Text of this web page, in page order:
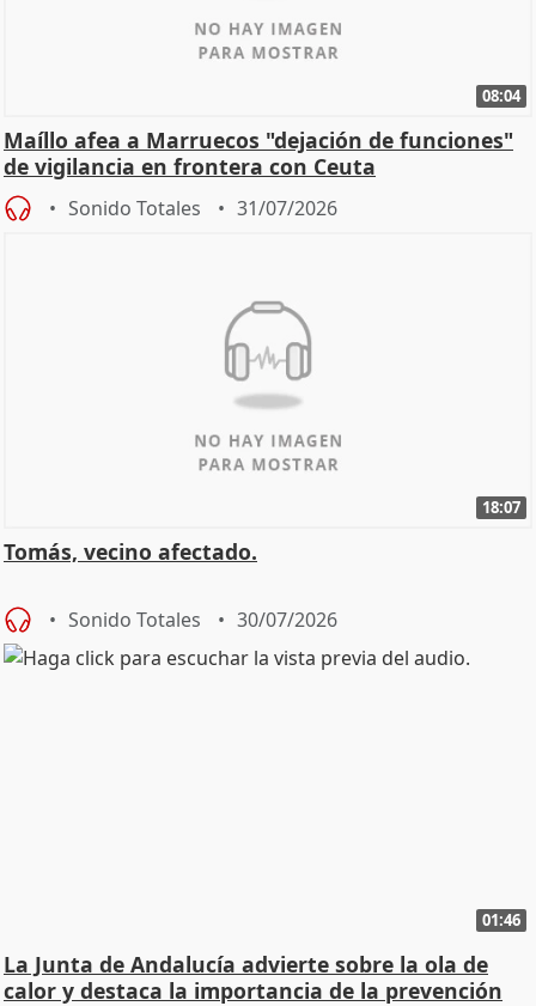
08:04
Maíllo afea a Marruecos "dejación de funciones"
de vigilancia en frontera con Ceuta
Sonido Totales 31/07/2026
18:07
Tomás, vecino afectado.
Sonido Totales 30/07/2026
01:46
La Junta de Andalucía advierte sobre la ola de
calor y destaca la importancia de la prevención